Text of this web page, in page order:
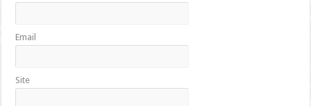
Email
Site